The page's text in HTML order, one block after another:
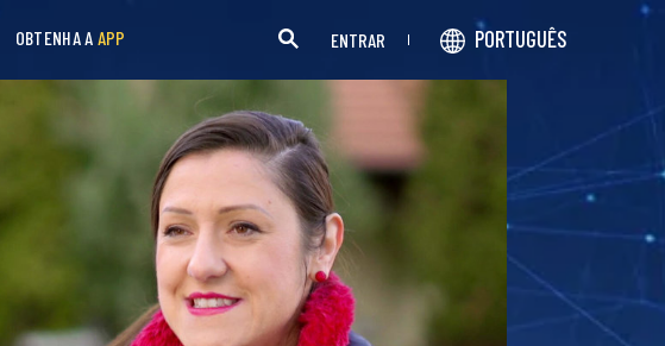
OBTENHA A APP ENTRAR PORTUGUÊS